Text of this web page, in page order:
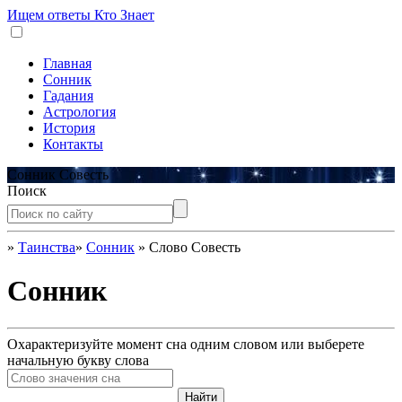
Ищем ответы Кто Знает
Главная
Сонник
Гадания
Астрология
История
Контакты
Сонник Совесть
Поиск
» Таинства» Сонник » Слово Совесть
Сонник
Охарактеризуйте момент сна одним словом или выберете
начальную букву слова